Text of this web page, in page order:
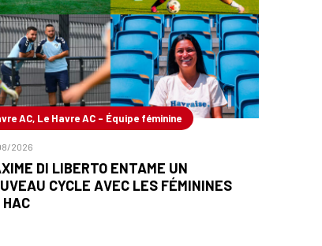
AC, Le Havre AC - Équipe féminine
2026
DI LIBERTO ENTAME UN
CYCLE AVEC LES FÉMININES
HAC